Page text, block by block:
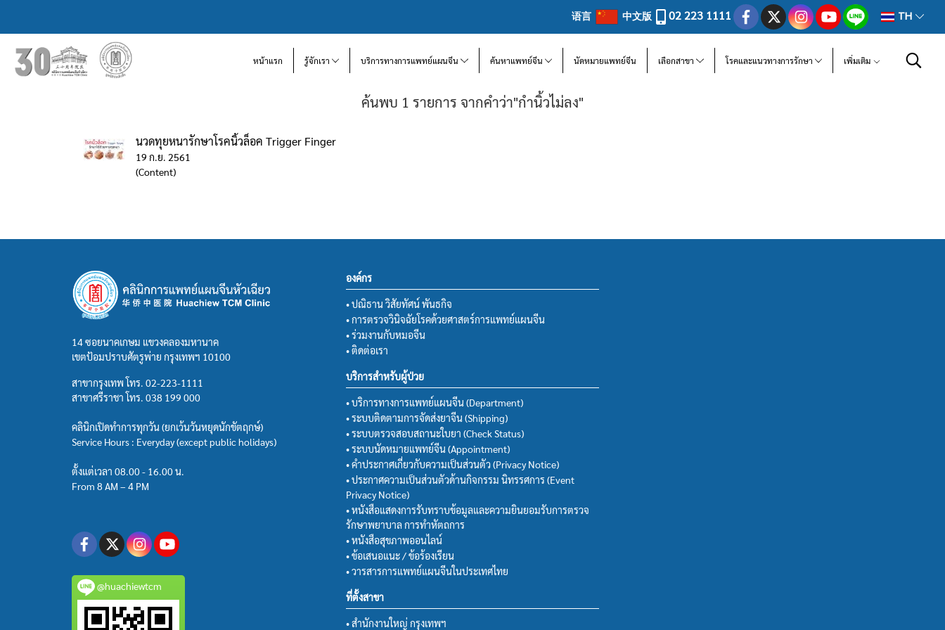
语言 中文版 02 223 1111 TH
หน้าแรก รู้จักเรา บริการทางการแพทย์แผนจีน ค้นหาแพทย์จีน นัดหมายแพทย์จีน เลือกสาขา โรคและแนวทางการรักษา เพิ่มเติม
ค้นพบ 1 รายการ จากคำว่า"กำนิ้วไม่ลง"
นวดทุยหนารักษาโรคนิ้วล็อค Trigger Finger
19 ก.ย. 2561
(Content)
14 ซอยนาคเกษม แขวงคลองมหานาค
เขตป้อมปราบศัตรูพ่าย กรุงเทพฯ 10100
สาขากรุงเทพ โทร. 02-223-1111
สาขาศรีราชา โทร. 038 199 000
คลินิกเปิดทำการทุกวัน (ยกเว้นวันหยุดนักขัตฤกษ์)
Service Hours : Everyday (except public holidays)
ตั้งแต่เวลา 08.00 - 16.00 น.
From 8 AM – 4 PM
@huachiewtcm
องค์กร
• ปณิธาน วิสัยทัศน์ พันธกิจ
• การตรวจวินิจฉัยโรคด้วยศาสตร์การแพทย์แผนจีน
• ร่วมงานกับหมอจีน
• ติดต่อเรา
บริการสำหรับผู้ป่วย
• บริการทางการแพทย์แผนจีน (Department)
• ระบบติดตามการจัดส่งยาจีน (Shipping)
• ระบบตรวจสอบสถานะใบยา (Check Status)
• ระบบนัดหมายแพทย์จีน (Appointment)
• คำประกาศเกี่ยวกับความเป็นส่วนตัว (Privacy Notice)
• ประกาศความเป็นส่วนตัวด้านกิจกรรม นิทรรศการ (Event
Privacy Notice)
• หนังสือแสดงการรับทราบข้อมูลและความยินยอมรับการตรวจ
รักษาพยาบาล การทำหัตถการ
• หนังสือสุขภาพออนไลน์
• ข้อเสนอแนะ / ข้อร้องเรียน
• วารสารการแพทย์แผนจีนในประเทศไทย
ที่ตั้งสาขา
• สำนักงานใหญ่ กรุงเทพฯ